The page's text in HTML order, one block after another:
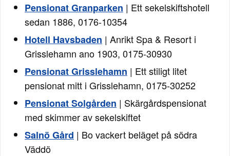
Pensionat Granparken | Ett sekelskiftshotell
sedan 1886, 0176-10354
Hotell Havsbaden | Anrikt Spa & Resort i
Grisslehamn ano 1903, 0175-30930
Pensionat Grisslehamn | Ett stiligt litet
pensionat mitt i Grisslehamn, 0175-30252
Pensionat Solgården | Skärgårdspensionat
med skimmer av sekelskiftet
Salnö Gård | Bo vackert beläget på södra
Väddö